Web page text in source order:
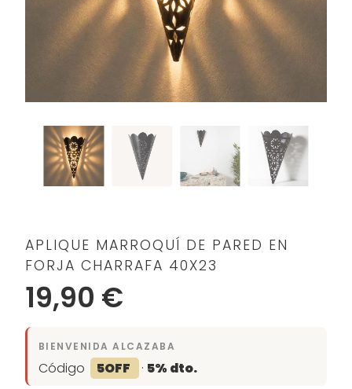
APLIQUE MARROQUÍ DE PARED EN
FORJA CHARRAFA 40X23
19,90 €
BIENVENIDA ALCAZABA
Código 5OFF · 5% dto.